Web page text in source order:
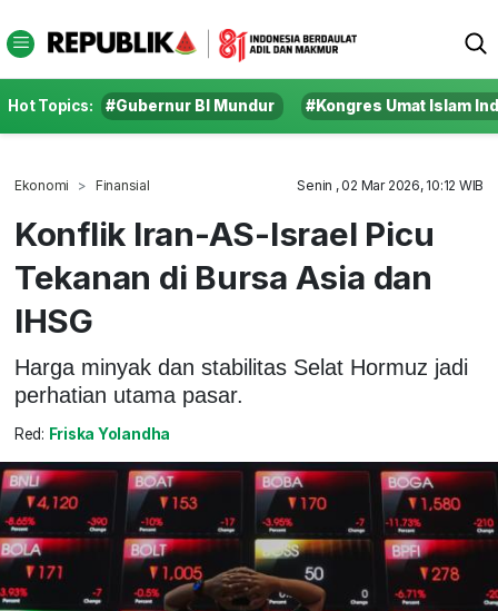
Hot Topics: #Gubernur BI Mundur #Kongres Umat Islam
Ekonomi Finansial Senin , 02 Mar 2026, 10:12 WIB
Konflik Iran-AS-Israel Picu
Tekanan di Bursa Asia dan
IHSG
Harga minyak dan stabilitas Selat Hormuz jadi
perhatian utama pasar.
Red: Friska Yolandha